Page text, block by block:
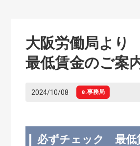
大阪労働局よ
最低賃金のご案
2024/10/08 e.事務局
必ずチェック 最低